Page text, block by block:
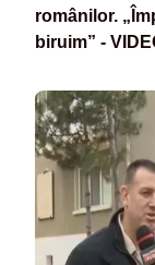
românilor.
biruim” -